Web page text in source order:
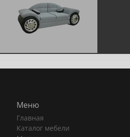
Меню
Главная
Каталог мебели